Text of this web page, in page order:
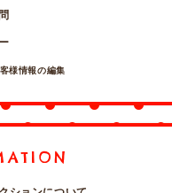
様情報の編集